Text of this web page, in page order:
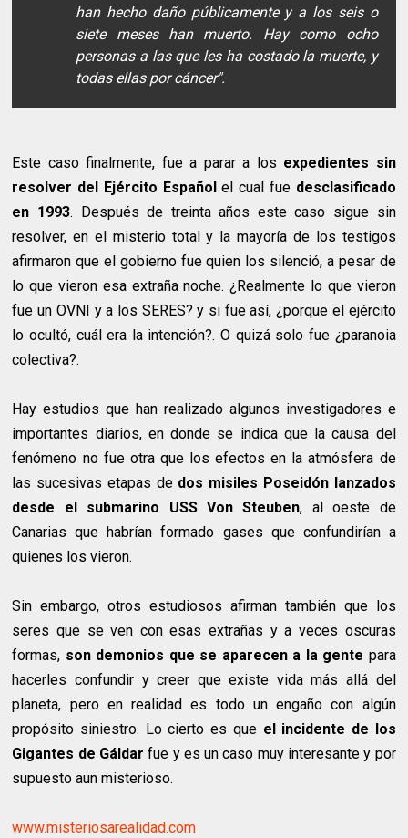
han hecho daño públicamente y a los seis o
siete meses han muerto. Hay como ocho
personas a las que les ha costado la muerte, y
todas ellas por cáncer".
Este caso finalmente, fue a parar a los expedientes sin
resolver del Ejército Españolel cual fue desclasificado
en 1993. Después de treinta años este caso sigue sin
resolver, en el misterio total y la mayoría de los testigos
afirmaron que el gobierno fue quien los silenció, a pesar de
lo que vieron esa extraña noche. ¿Realmente lo que vieron
fue un OVNI y a los SERES? y si fue así, ¿porque el ejército
lo ocultó, cuál era la intención?. O quizá solo fue ¿paranoia
colectiva?.
Hay estudios que han realizado algunos investigadores e
importantes diarios, en donde se indica que la causa del
fenómeno no fue otra que los efectos en la atmósfera de
las sucesivas etapas dedos misiles Poseidón lanzados
desde el submarino USS Von Steuben, al oeste de
Canarias que habrían formado gases que confundirían a
quienes los vieron.
Sin embargo, otros estudiosos afirman también que los
seres que se ven con esas extrañas y a veces oscuras
formas, son demonios que se aparecen a la gente para
hacerles confundir y creer que existe vida más allá del
planeta, pero en realidad es todo un engaño con algún
propósito siniestro. Lo cierto es queel incidente de los
Gigantes de Gáldarfue y es un caso muy interesante y por
supuesto aun misterioso.
www.misteriosarealidad.com